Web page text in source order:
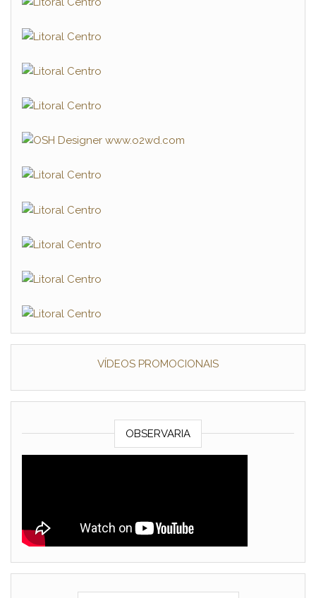
VÍDEOS PROMOCIONAIS
OBSERVARIA